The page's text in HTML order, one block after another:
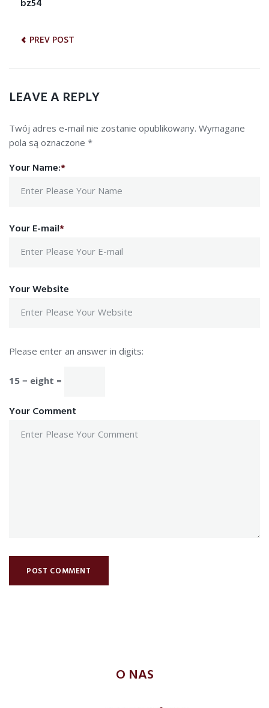
NAWIGACJA
bz54
PREV POST
Previous
LEAVE A REPLY
Twój adres e-mail nie zostanie opublikowany. Wymagane
pola są oznaczone *
Your Name:*
Your E-mail*
Your Website
Please enter an answer in digits:
15 − eight =
Your Comment
O NAS